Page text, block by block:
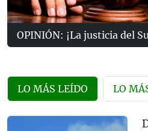
OPINIÓN: ¡La justicia del
LO MÁS LEÍDO LO